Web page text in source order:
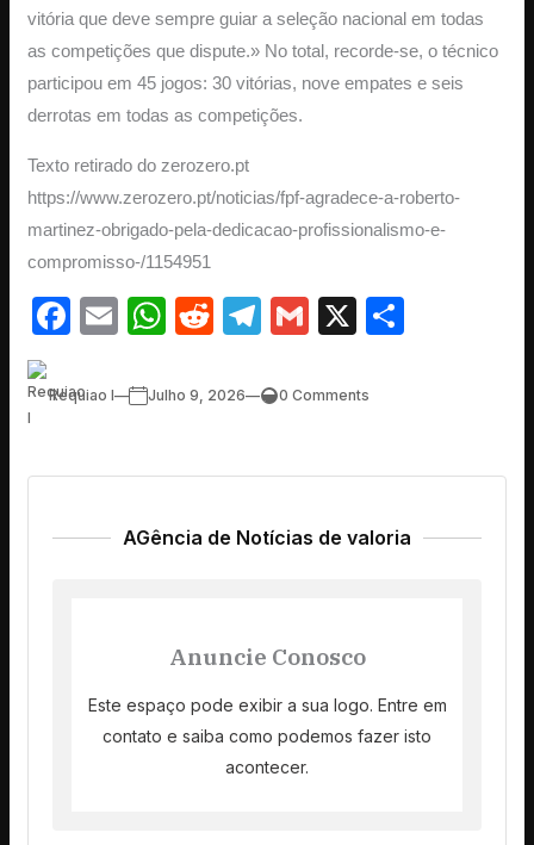
vitória que deve sempre guiar a seleção nacional em todas
as competições que dispute.» No total, recorde-se, o técnico
participou em 45 jogos: 30 vitórias, nove empates e seis
derrotas em todas as competições.
Texto retirado do zerozero.pt
https://www.zerozero.pt/noticias/fpf-agradece-a-roberto-
martinez-obrigado-pela-dedicacao-profissionalismo-e-
compromisso-/1154951
Facebook
EmailWhatsApp
RedditTelegram
Gmail
X
Requiao I— Julho 9, 2026— 0 Comments
AGência de Notícias de valoria
Anuncie Conosco
Este espaço pode exibir a sua logo. Entre em
contato e saiba como podemos fazer isto
acontecer.